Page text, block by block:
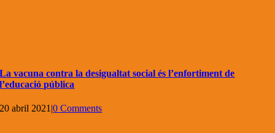
La vacuna contra la desigualtat social és l’enfortiment de
l’educació pública
20 abril 2021 |0 Comments